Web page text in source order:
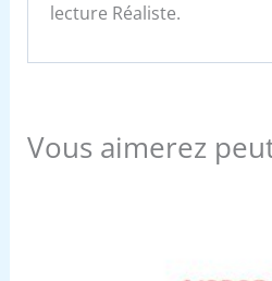
lecture Réaliste.
Vous aimerez